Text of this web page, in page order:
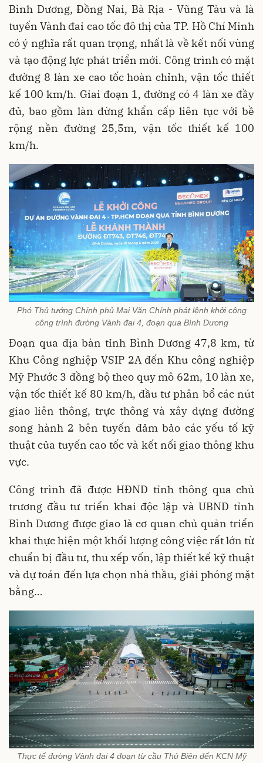
Bình Dương, Đồng Nai, Bà Rịa - Vũng Tàu và là
tuyến Vành đai cao tốc đô thị của TP. Hồ Chí Minh
có ý nghĩa rất quan trọng, nhất là về kết nối vùng
và tạo động lực phát triển mới. Công trình có mặt
đường 8 làn xe cao tốc hoàn chỉnh, vận tốc thiết
kế 100 km/h. Giai đoạn 1, đường có 4 làn xe đầy
đủ, bao gồm làn dừng khẩn cấp liên tục với bề
rộng nền đường 25,5m, vận tốc thiết kế 100
km/h.
Phó Thủ tướng Chính phủ Mai Văn Chính phát lệnh khởi công
công trình đường Vành đai 4, đoạn qua Bình Dương
Đoạn qua địa bàn tỉnh Bình Dương 47,8 km, từ
Khu Công nghiệp VSIP 2A đến Khu công nghiệp
Mỹ Phước 3 đồng bộ theo quy mô 62m, 10 làn xe,
vận tốc thiết kế 80 km/h, đầu tư phân bổ các nút
giao liên thông, trực thông và xây dựng đường
song hành 2 bên tuyến đảm bảo các yếu tố kỹ
thuật của tuyến cao tốc và kết nối giao thông khu
vực.
Công trình đã được HĐND tỉnh thông qua chủ
trương đầu tư triển khai độc lập và UBND tỉnh
Bình Dương được giao là cơ quan chủ quản triển
khai thực hiện một khối lượng công việc rất lớn từ
chuẩn bị đầu tư, thu xếp vốn, lập thiết kế kỹ thuật
và dự toán đến lựa chọn nhà thầu, giải phóng mặt
bằng…
Thực tế đường Vành đai 4 đoạn từ cầu Thủ Biên đến KCN Mỹ